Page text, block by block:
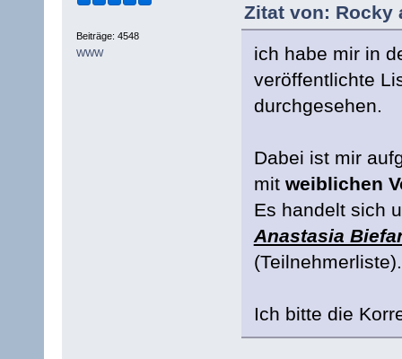
Beiträge: 4548
WWW
Zitat von: Rocky
ich habe mir in
veröffentlichte
durchgesehen.
Dabei ist mir
mit weiblichen
Es handelt sich
Anastasia
(Teilnehmerliste).
Ich bitte die